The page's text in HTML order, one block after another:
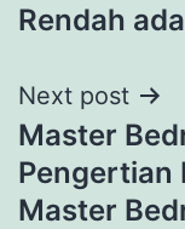
Rendah
Next post
Master
Pengertian
Master